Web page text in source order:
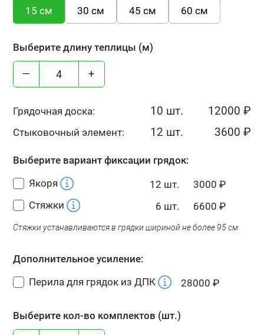
15 см 30 см 45 см 60 см
Выберите длину теплицы (м)
— +
Грядочная доска:
Стыковочный элемент:
10 шт.
12 шт.
12000₽
3600₽
Выберите вариант фиксации грядок:
Якоря
12 шт. 3000 ₽
Стяжки
6 шт. 6600 ₽
Стяжки устанавливаются в грядки шириной не более 95 см
Дополнительное усиление:
Перила для грядок из ДПК
28000 ₽
Выберите кол-во комплектов (шт.)